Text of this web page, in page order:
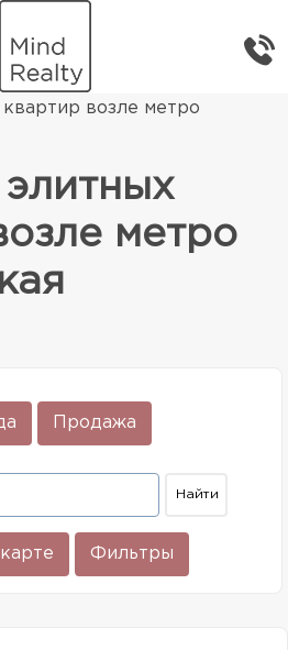
недвижимость
возле метро
метро
Продажа
Фильтры